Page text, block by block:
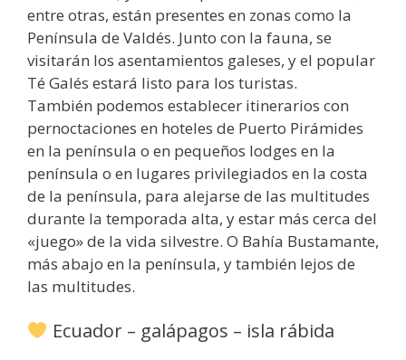
entre otras, están presentes en zonas como la
Península de Valdés. Junto con la fauna, se
visitarán los asentamientos galeses, y el popular
Té Galés estará listo para los turistas.
También podemos establecer itinerarios con
pernoctaciones en hoteles de Puerto Pirámides
en la península o en pequeños lodges en la
península o en lugares privilegiados en la costa
de la península, para alejarse de las multitudes
durante la temporada alta, y estar más cerca del
«juego» de la vida silvestre. O Bahía Bustamante,
más abajo en la península, y también lejos de
las multitudes.
Ecuador – galápagos – isla rábida